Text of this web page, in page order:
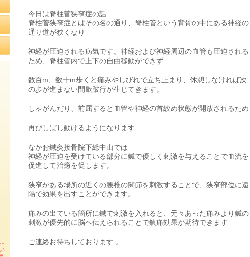
今日は脊柱菅狭窄症の話
脊柱菅狭窄症とはその名の通り、脊柱管という背骨の中にある神経の
通り道が狭くなり
神経が圧迫される病気です。神経および神経周辺の血管も圧迫される
ため、脊柱管内で上下の自由移動ができず
数百m、数十m歩くと痛みやしびれで立ち止まり、休憩しなければ次
の歩が進まない間歇跛行が生じてきます。
しゃがんだり、前屈すると血管や神経の首絞め状態が開放されるため
再びしばし動けるようになります
なかお鍼灸接骨院下総中山では
神経が圧迫を受けている部分に鍼で優しく刺激を与えることで血流を
促進して治癒を促します。
狭窄がある場所の近くの腰椎の関節を刺激することで、狭窄部位に遠
隔で効果を出すことができます。
痛みの出ている箇所に鍼で刺激を入れると、元々あった痛みより鍼の
刺激が優先的に脳へ伝えられることで鎮痛効果が期待できます
ご連絡お待ちしております 。